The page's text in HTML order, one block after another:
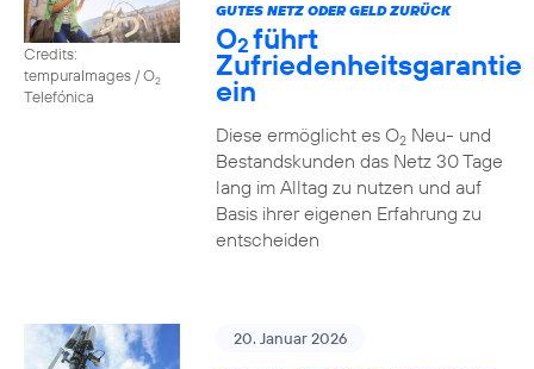
Credits:
tempuraImages / O2
Telefónica
GUTES NETZ ODER GELD ZURÜCK
O2führt
Zufriedenheitsgarantie
ein
Diese ermöglicht es O2Neu- und
Bestandskunden das Netz 30 Tage
lang im Alltag zu nutzen und auf
Basis ihrer eigenen Erfahrung zu
entscheiden
20. Januar 2026